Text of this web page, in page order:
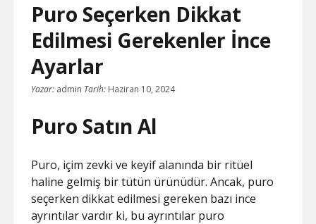
INSTAGRAM BEĞENI KASMA HILESI
LISTE
SAYFA LISTESI
PARASIZ
TWITTER GIZLI İÇERIK GÖRME
Puro Seçerken Dikkat
Edilmesi Gerekenler İnce
Ayarlar
Yazar: admin Tarih: Haziran 10, 2024
Puro Satın Al
Puro, içim zevki ve keyif alanında bir ritüel
haline gelmiş bir tütün ürünüdür. Ancak, puro
seçerken dikkat edilmesi gereken bazı ince
ayrıntılar vardır ki, bu ayrıntılar puro